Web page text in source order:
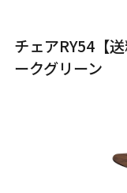
チェアRY54【
ークグリーン